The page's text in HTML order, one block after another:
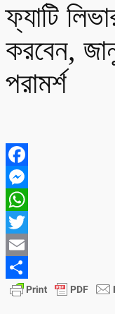
ফ্যাটি
করবেন,
পরামর্শ
Facebook
Messenger
WhatsApp
Twitter
Email
Share